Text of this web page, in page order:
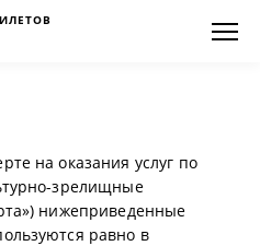
на оказания услуг по
зрелищные
нижеприведенные
равно в